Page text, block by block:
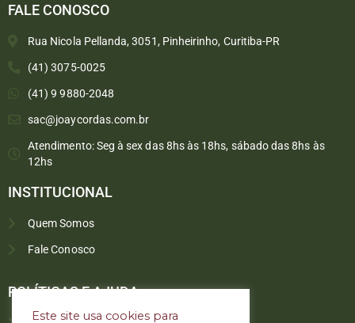
FALE CONOSCO
Rua Nicola Pellanda, 3051, Pinheirinho, Curitiba-PR
(41) 3075-0025
(41) 9 9880-2048
sac@joaycordas.com.br
Atendimento: Seg à sex das 8hs às 18hs, sábado das 8hs às
12hs
INSTITUCIONAL
Quem Somos
Fale Conosco
POLÍTICAS E AJUDA
Este site usa cookies para